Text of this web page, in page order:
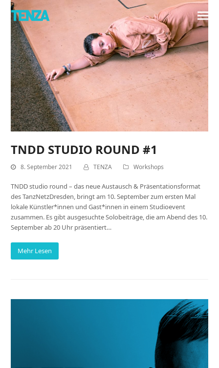
TNDD STUDIO ROUND #1
8. September 2021 TENZA Workshops
TNDD studio round – das neue Austausch & Präsentationsformat
des TanzNetzDresden, bringt am 10. September zum ersten Mal
lokale Künstler*innen und Gast*innen in einem Studioevent
zusammen. Es gibt ausgesuchte Solobeiträge, die am Abend des 10.
September ab 20 Uhr präsentiert…
Mehr Lesen